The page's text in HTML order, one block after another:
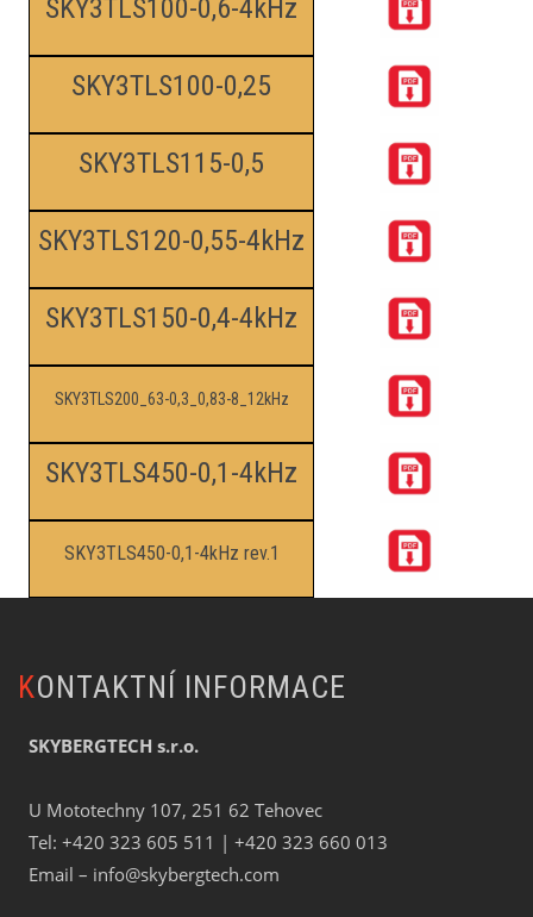
SKY3TLS100-0,6-4kHz
SKY3TLS100-0,25
SKY3TLS115-0,5
SKY3TLS120-0,55-4kHz
SKY3TLS150-0,4-4kHz
SKY3TLS200_63-0,3_0,83-8_12kHz
SKY3TLS450-0,1-4kHz
SKY3TLS450-0,1-4kHz rev.1
KONTAKTNÍ INFORMACE
SKYBERGTECH s.r.o.
U Mototechny 107, 251 62 Tehovec
Tel: +420 323 605 511 | +420 323 660 013
Email – info@skybergtech.com